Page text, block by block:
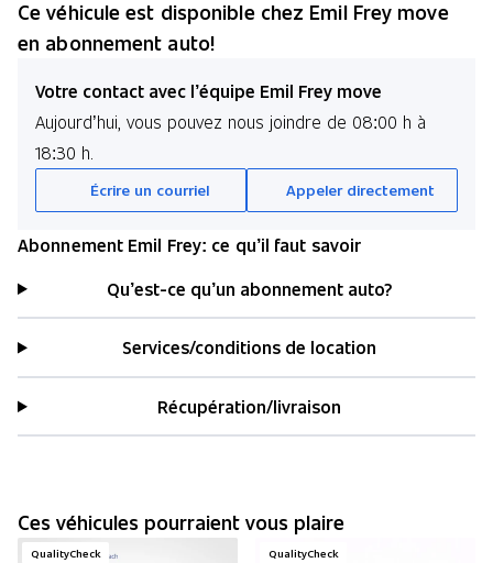
Ce véhicule est disponible chez Emil Frey move
en abonnement auto!
Votre contact avec l’équipe Emil Frey move
Aujourd’hui, vous pouvez nous joindre de 08:00 h à
18:30 h.
Écrire un courriel Appeler directement
Abonnement Emil Frey: ce qu’il faut savoir
Qu’est-ce qu’un abonnement auto?
Services/conditions de location
Récupération/livraison
Ces véhicules pourraient vous plaire
QualityCheck QualityCheck